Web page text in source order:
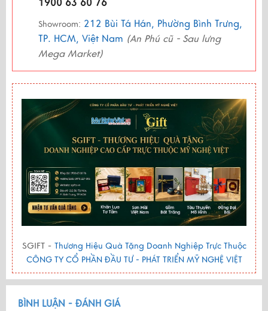
1900 63 60 76
Showroom: 212 Bùi Tá Hán, Phường Bình Trưng,
TP. HCM, Việt Nam (An Phú cũ - Sau lưng
Mega Market)
SGIFT - Thương Hiệu Quà Tặng Doanh Nghiệp Trực Thuộc
CÔNG TY CỔ PHẦN ĐẦU TƯ - PHÁT TRIỂN MỸ NGHỆ VIỆT
BÌNH LUẬN - ĐÁNH GIÁ